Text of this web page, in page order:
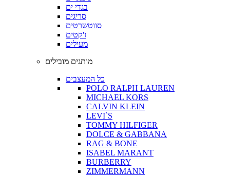
בגדי ים
סריגים
סווטשרטים
ז'קטים
מעילים
מותגים מובילים
כל המעצבים
POLO RALPH LAUREN
MICHAEL KORS
CALVIN KLEIN
LEVI`S
TOMMY HILFIGER
DOLCE & GABBANA
RAG & BONE
ISABEL MARANT
BURBERRY
ZIMMERMANN